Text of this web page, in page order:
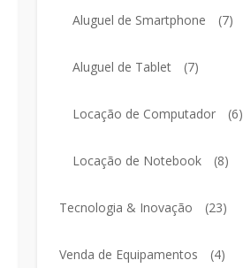
Aluguel de Smartphone (7)
Aluguel de Tablet (7)
Locação de Computador (6)
Locação de Notebook (8)
Tecnologia & Inovação (23)
Venda de Equipamentos (4)